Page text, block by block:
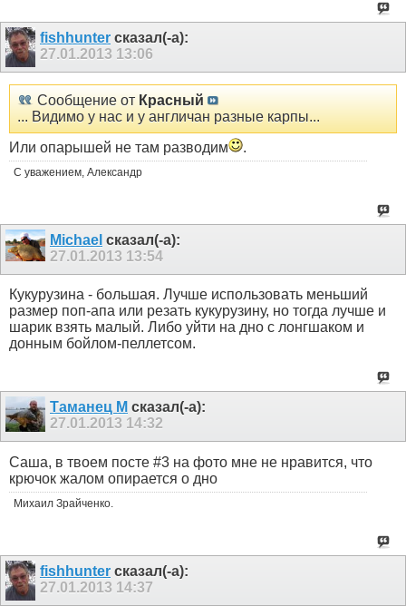
fishhunter сказал(-а):
27.01.2013 13:06
Сообщение от Красный
... Видимо у нас и у англичан разные карпы...
Или опарышей не там разводим
.
С уважением, Александр
Michael сказал(-а):
27.01.2013 13:54
Кукурузина - большая. Лучше использовать меньший
размер поп-апа или резать кукурузину, но тогда лучше и
шарик взять малый. Либо уйти на дно с лонгшаком и
донным бойлом-пеллетсом.
Таманец М сказал(-а):
27.01.2013 14:32
Саша, в твоем посте #3 на фото мне не нравится, что
крючок жалом опирается о дно
Михаил Зрайченко.
fishhunter сказал(-а):
27.01.2013 14:37